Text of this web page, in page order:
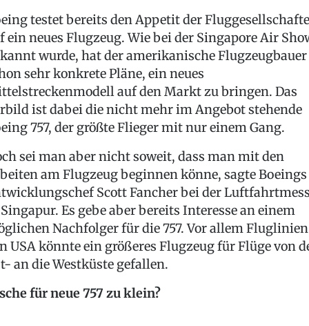
testet bereits den Appetit der
ein neues Flugzeug. Wie bei der Singapore Air
wurde, hat der amerikanische Flugzeugbauer
sehr konkrete Pläne, ein neues
auf den Markt zu bringen. Das
ist dabei die nicht mehr im Angebot stehende
757, der größte Flieger mit nur einem Gang.
sei man aber nicht soweit, dass man mit den
am Flugzeug beginnen könne, sagte Boeings
Scott Fancher bei der
Es gebe aber bereits Interesse an einem
Nachfolger für die 757. Vor allem
USA könnte ein größeres Flugzeug für Flüge von
an die Westküste gefallen.
für neue 757 zu klein?